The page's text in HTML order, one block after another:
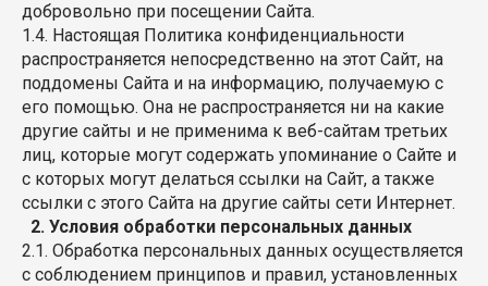
добровольно при посещении Сайта.
1.4. Настоящая Политика конфиденциальности
распространяется непосредственно на этот Сайт, на
поддомены Сайта и на информацию, получаемую с
его помощью. Она не распространяется ни на какие
другие сайты и не применима к веб-сайтам третьих
лиц, которые могут содержать упоминание о Сайте и
с которых могут делаться ссылки на Сайт, а также
ссылки с этого Сайта на другие сайты сети Интернет.
2. Условия обработки персональных данных
2.1. Обработка персональных данных осуществляется
с соблюдением принципов и правил, установленных